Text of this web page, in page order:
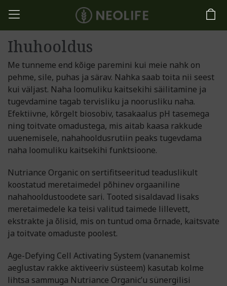
Ihuhooldus
Me tunneme end kõige paremini kui meie nahk on
pehme, sile, puhas ja särav. Nahka saab toita nii seest
kui väljast. Naha loomuliku kaitsekihi säilitamine ja
tugevdamine tagab tervisliku ja noorusliku naha.
Efektiivne, kõrgelt biosobiv, tasakaalus pH tasemega
ning toitvate omadustega, mis aitab kaasa rakkude
uuenemisele, nahahooldusrutiin peaks tugevdama
naha loomuliku kaitsekihi funktsioone.
Nutriance Organic on sertifitseeritud teaduslikult
koostatud meretaimedel põhinev orgaaniline
nahahooldustoodete sari. Tooted sisaldavad lisaks
meretaimedele ka teisi valitud taimede lillevett,
ekstrakte ja õlisid, mis on tuntud oma õrnade, kaitsvate
ja toitvate omaduste poolest.
Age-Defying Cell Activating System (vananemist
aeglustav rakke aktiveeriv süsteem) kasutab kolme
lihtsa sammuga Nutriance Organic’u sünergilisi